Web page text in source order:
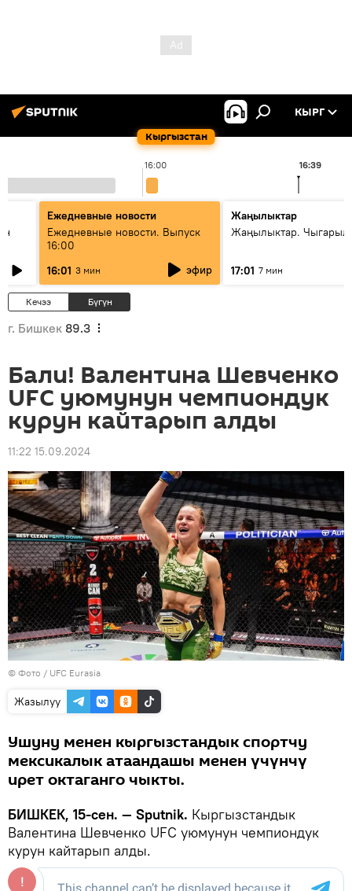
Кыргызстан
КЫРГ
16:00 16:39
Ежедневные новости
Ежедневные новости. Выпуск
16:00
16:01 3 мин эфир
Жаңылыктар
Жаңылыктар.
17:01 7 мин
Кечээ Бүгүн
г. Бишкек 89.3
Бали! Валентина Шевченко
UFC уюмунун чемпиондук
курун кайтарып алды
11:22 15.09.2024
© Фото / UFC Eurasia
Жазылуу
Ушуну менен кыргызстандык спортчу
мексикалык атаандашы менен үчүнчү
ирет октаганго чыкты.
БИШКЕК, 15-сен. — Sputnik. Кыргызстандык
Валентина Шевченко UFC уюмунун чемпиондук
курун кайтарып алды.